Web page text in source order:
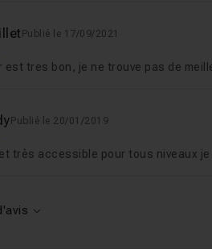
Publié le 17/09/2021
est tres bon, je ne trouve pas de
Publié le 20/01/2019
très accessible pour tous niveaux je